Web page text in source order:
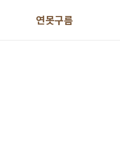
연못구름